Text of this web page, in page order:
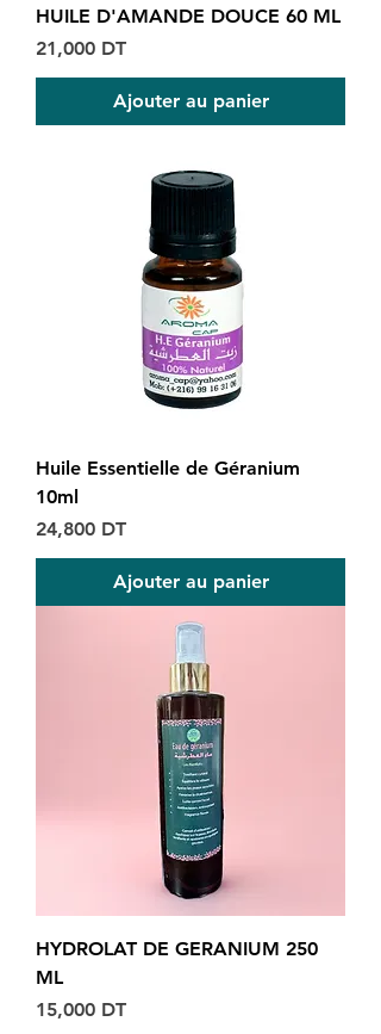
HUILE D'AMANDE DOUCE 60 ML
Prix
21,000 DT
Ajouter au panier
Huile Essentielle de Géranium
10ml
Prix
24,800 DT
Ajouter au panier
HYDROLAT DE GERANIUM 250
ML
Prix
15,000 DT